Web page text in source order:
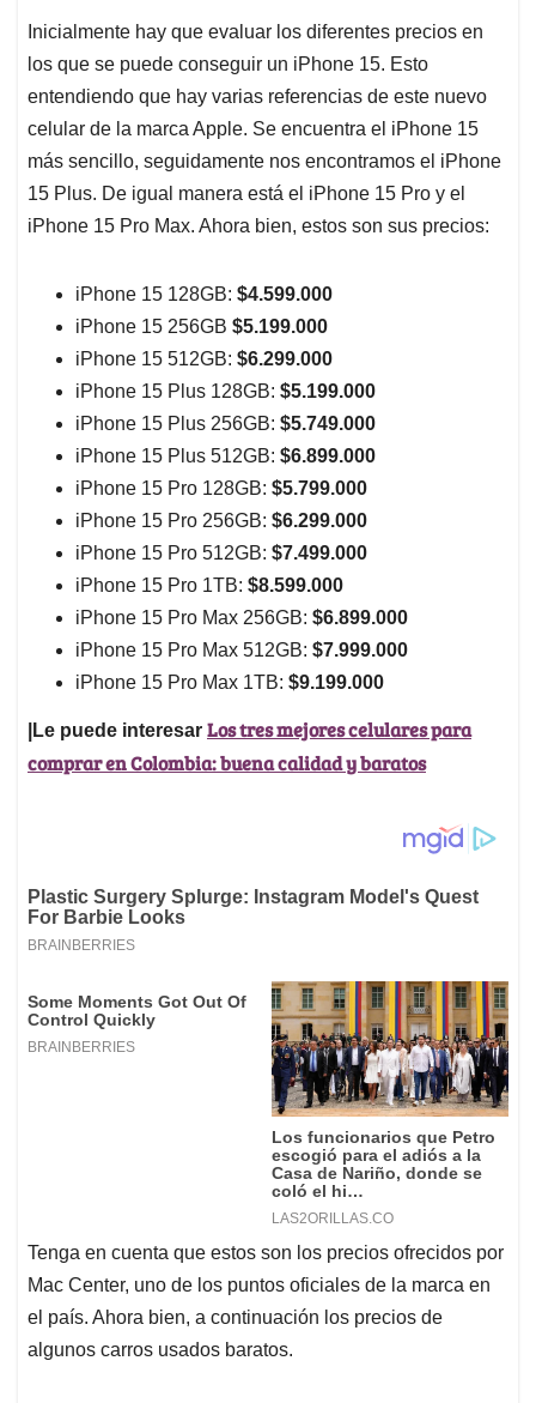
Inicialmente hay que evaluar los diferentes precios en
los que se puede conseguir un iPhone 15. Esto
entendiendo que hay varias referencias de este nuevo
celular de la marca Apple. Se encuentra el iPhone 15
más sencillo, seguidamente nos encontramos el iPhone
15 Plus. De igual manera está el iPhone 15 Pro y el
iPhone 15 Pro Max. Ahora bien, estos son sus precios:
iPhone 15 128GB: $4.599.000
iPhone 15 256GB $5.199.000
iPhone 15 512GB: $6.299.000
iPhone 15 Plus 128GB: $5.199.000
iPhone 15 Plus 256GB: $5.749.000
iPhone 15 Plus 512GB: $6.899.000
iPhone 15 Pro 128GB: $5.799.000
iPhone 15 Pro 256GB: $6.299.000
iPhone 15 Pro 512GB: $7.499.000
iPhone 15 Pro 1TB: $8.599.000
iPhone 15 Pro Max 256GB: $6.899.000
iPhone 15 Pro Max 512GB: $7.999.000
iPhone 15 Pro Max 1TB: $9.199.000
|Le puede interesar Los tres mejores celulares para
comprar en Colombia: buena calidad y baratos
Tenga en cuenta que estos son los precios ofrecidos por
Mac Center, uno de los puntos oficiales de la marca en
el país. Ahora bien, a continuación los precios de
algunos carros usados baratos.